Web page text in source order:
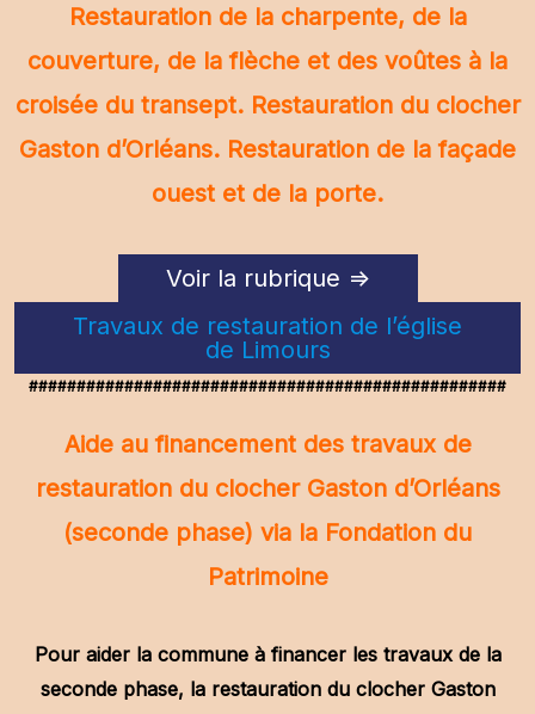
Restauration de la charpente, de la
couverture, de la flèche et des voûtes à la
croisée du transept. Restauration du clocher
Gaston d’Orléans. Restauration de la façade
ouest et de la porte.
Voir la rubrique =>
Travaux de restauration de l’église
de Limours
##################################################
Aide au financement des travaux de
restauration du clocher Gaston d’Orléans
(seconde phase) via la Fondation du
Patrimoine
Pour aider la commune à financer les travaux de la
seconde phase, la restauration du clocher Gaston